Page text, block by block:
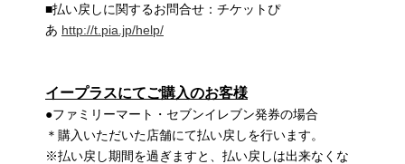
■払い戻しに関するお問合せ：チケットぴ
あ http://t.pia.jp/help/
イープラスにてご購入のお客様
●ファミリーマート・セブンイレブン発券の場合
＊購入いただいた店舗にて払い戻しを行います。
※払い戻し期間を過ぎますと、払い戻しは出来なくな